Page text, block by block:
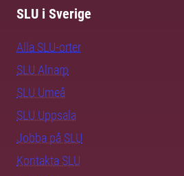
SLU i Sverige
Alla SLU-orter
SLU Alnarp
SLU Umeå
SLU Uppsala
Jobba på SLU
Kontakta SLU